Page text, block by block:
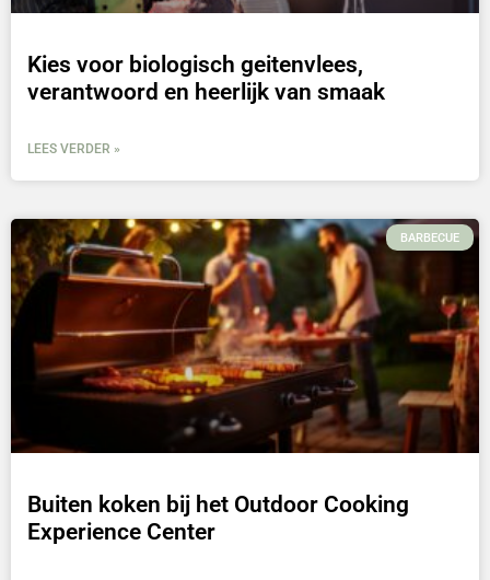
Kies voor biologisch geitenvlees,
verantwoord en heerlijk van smaak
LEES VERDER »
BARBECUE
Buiten koken bij het Outdoor Cooking
Experience Center